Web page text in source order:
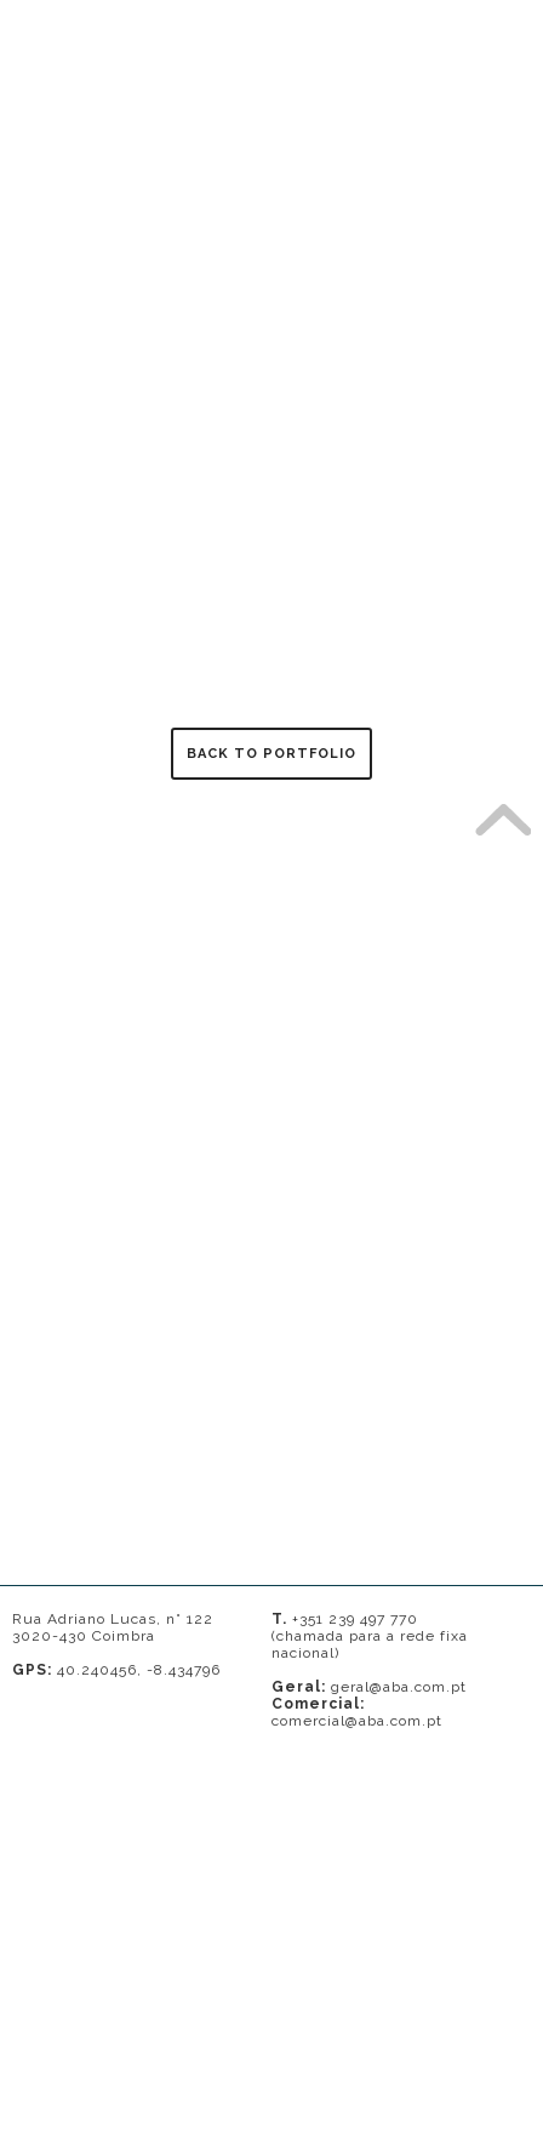
BACK TO PORTFOLIO
Rua Adriano Lucas, n° 122
3020-430 Coimbra
GPS: 40.240456, -8.434796
T. +351 239 497 770
(chamada para a rede fixa
nacional)
Geral: geral@aba.com.pt
Comercial:
comercial@aba.com.pt